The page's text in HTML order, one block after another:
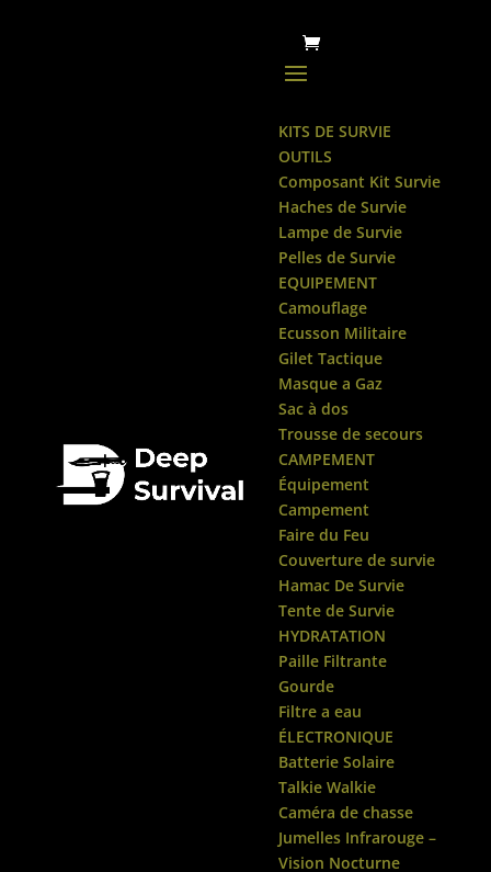
KITS DE SURVIE
OUTILS
Composant Kit Survie
Haches de Survie
Lampe de Survie
Pelles de Survie
EQUIPEMENT
Camouflage
Ecusson Militaire
Gilet Tactique
Masque a Gaz
Sac à dos
Trousse de secours
CAMPEMENT
Équipement
Campement
Faire du Feu
Couverture de survie
Hamac De Survie
Tente de Survie
HYDRATATION
Paille Filtrante
Gourde
Filtre a eau
ÉLECTRONIQUE
Batterie Solaire
Talkie Walkie
Caméra de chasse
Jumelles Infrarouge –
Vision Nocturne